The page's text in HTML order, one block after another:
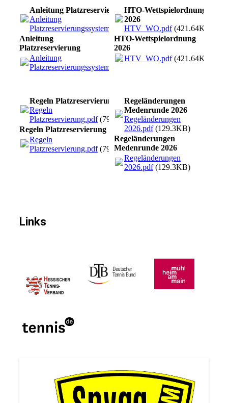
Anleitung Platzreservierung
Anleitung
Platzreservierungssystem.pdf
(102.73KB)
Anleitung
Platzreservierung
Anleitung
Platzreservierungssystem.pdf
HTO-Wettspielordnung
2026
HTV_WO.pdf(421.64KB)
HTO-Wettspielordnung
2026
HTV_WO.pdf(421.64KB)
Regeln Platzreservierung
Regeln
Platzreservierung.pdf(79.77KB)
Regeln Platzreservierung
Regeln
Platzreservierung.pdf(79.77KB)
Regeländerungen
Medenrunde 2026
Regeländerungen
2026.pdf(129.3KB)
Regeländerungen
Medenrunde 2026
Regeländerungen
2026.pdf(129.3KB)
Links